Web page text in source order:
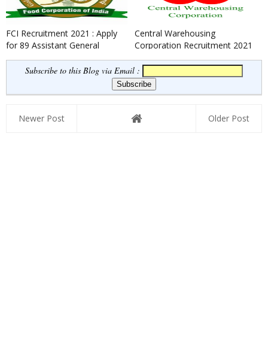
FCI Recruitment 2021 : Apply
for 89 Assistant General
Manager and Medical Office...
Central Warehousing
Corporation Recruitment 2021
: Apply for General Manager,
Su...
Subscribe to this Blog via Email :
Newer Post Older Post